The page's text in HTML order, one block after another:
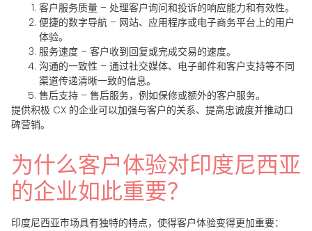
客户服务质量 – 处理客户询问和投诉的响应能力和有效性。
便捷的数字导航 – 网站、应用程序或电子商务平台上的用户
体验。
服务速度 – 客户收到回复或完成交易的速度。
沟通的一致性 – 通过社交媒体、电子邮件和客户支持等不同
渠道传递清晰一致的信息。
售后支持 – 售后服务，例如保修或额外的客户服务。
提供积极 CX 的企业可以加强与客户的关系、提高忠诚度并推动口
碑营销。
为什么客户体验对印度尼西亚
的企业如此重要？
印度尼西亚市场具有独特的特点，使得客户体验变得更加重要：